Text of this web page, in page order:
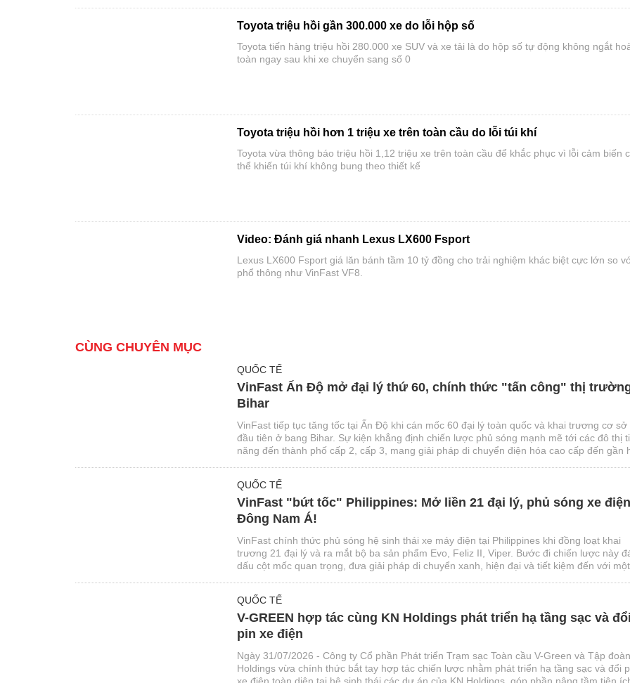
Toyota triệu hồi gần 300.000 xe do lỗi hộp số
Toyota tiến hàng triệu hồi 280.000 xe SUV và xe tải là do hộp số tự động không ngắt
toàn ngay sau khi xe chuyển sang số 0
Toyota triệu hồi hơn 1 triệu xe trên toàn cầu do lỗi túi khí
Toyota vừa thông báo triệu hồi 1,12 triệu xe trên toàn cầu để khắc phục vì lỗi cảm biến
thể khiến túi khí không bung theo thiết kế
Video: Đánh giá nhanh Lexus LX600 Fsport
Lexus LX600 Fsport giá lăn bánh tầm 10 tỷ đồng cho trải nghiệm khác biệt cực lớn so
phổ thông như VinFast VF8.
CÙNG CHUYÊN MỤC
QUỐC TẾ
VinFast Ấn Độ mở đại lý thứ 60, chính thức "tấn công" thị
Bihar
VinFast tiếp tục tăng tốc tại Ấn Độ khi cán mốc 60 đại lý toàn quốc và khai trương cơ sở
đầu tiên ở bang Bihar. Sự kiện khẳng định chiến lược phủ sóng mạnh mẽ tới các đô thị
năng đến thành phố cấp 2, cấp 3, mang giải pháp di chuyển điện hóa cao cấp đến gần
QUỐC TẾ
VinFast "bứt tốc" Philippines: Mở liền 21 đại lý, phủ sóng xe điện
Đông Nam Á!
VinFast chính thức phủ sóng hệ sinh thái xe máy điện tại Philippines khi đồng loạt khai
trương 21 đại lý và ra mắt bộ ba sản phẩm Evo, Feliz II, Viper. Bước đi chiến lược này
dấu cột mốc quan trọng, đưa giải pháp di chuyển xanh, hiện đại và tiết kiệm đến với một
QUỐC TẾ
V-GREEN hợp tác cùng KN Holdings phát triển hạ tầng sạc và đổi
pin xe điện
Ngày 31/07/2026 - Công ty Cổ phần Phát triển Trạm sạc Toàn cầu V-Green và Tập
Holdings vừa chính thức bắt tay hợp tác chiến lược nhằm phát triển hạ tầng sạc và đổi
xe điện toàn diện tại hệ sinh thái các dự án của KN Holdings, góp phần nâng tầm tiện